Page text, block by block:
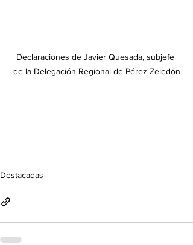
Declaraciones de Javier Quesada, subjefe
de la Delegación Regional de Pérez Zeledón
Destacadas